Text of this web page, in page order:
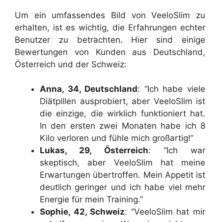
Um ein umfassendes Bild von VeeloSlim zu
erhalten, ist es wichtig, die Erfahrungen echter
Benutzer zu betrachten. Hier sind einige
Bewertungen von Kunden aus Deutschland,
Österreich und der Schweiz:
Anna, 34, Deutschland: “Ich habe viele
Diätpillen ausprobiert, aber VeeloSlim ist
die einzige, die wirklich funktioniert hat.
In den ersten zwei Monaten habe ich 8
Kilo verloren und fühle mich großartig!”
Lukas, 29, Österreich: “Ich war
skeptisch, aber VeeloSlim hat meine
Erwartungen übertroffen. Mein Appetit ist
deutlich geringer und ich habe viel mehr
Energie für mein Training.”
Sophie, 42, Schweiz: “VeeloSlim hat mir